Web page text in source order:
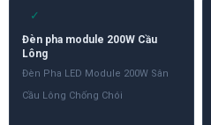
✓
Đèn pha module 200W Cầu
Lông
Đèn Pha LED Module 200W Sân
Cầu Lông Chống Chói